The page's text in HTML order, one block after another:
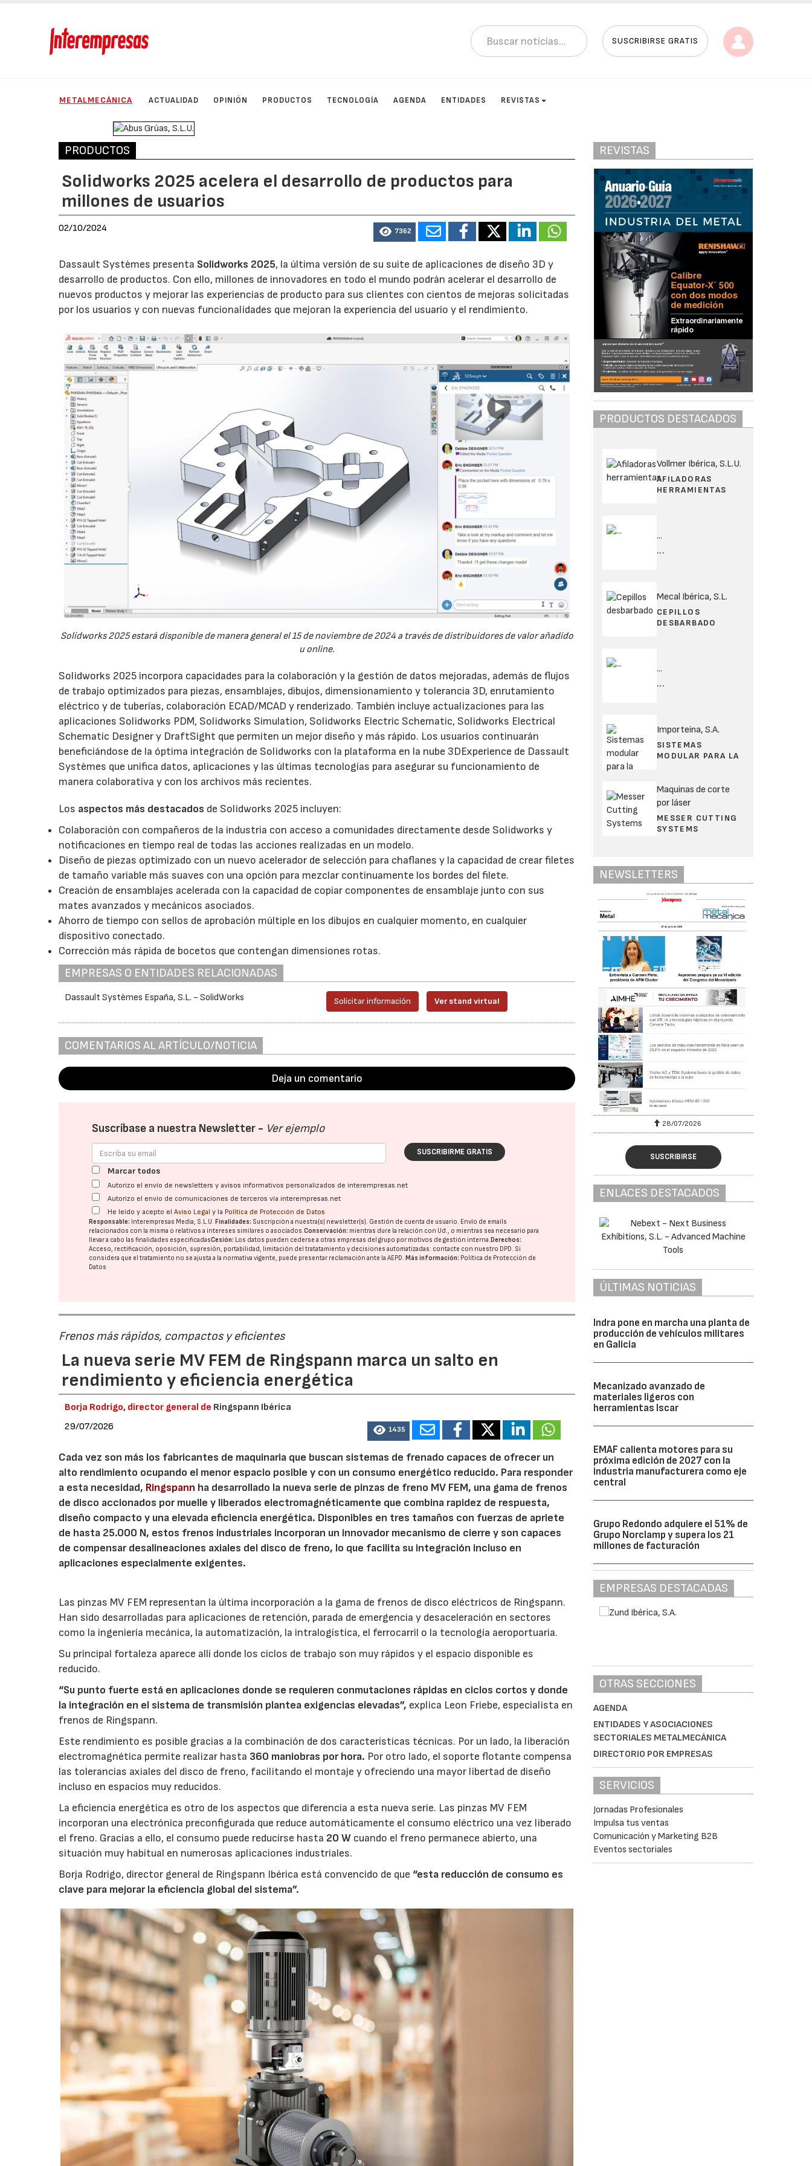
SUSCRIBIRSE GRATIS
METALMECÁNICA ACTUALIDAD OPINIÓN PRODUCTOS TECNOLOGÍA AGENDA ENTIDADES REVISTAS
PRODUCTOS
Solidworks 2025 acelera el desarrollo de productos para
millones de usuarios
02/10/2024 7362
Dassault Systèmes presenta Solidworks 2025, la última versión de su suite de aplicaciones de diseño 3D y
desarrollo de productos. Con ello, millones de innovadores en todo el mundo podrán acelerar el desarrollo de
nuevos productos y mejorar las experiencias de producto para sus clientes con cientos de mejoras solicitadas
por los usuarios y con nuevas funcionalidades que mejoran la experiencia del usuario y el rendimiento.
Solidworks 2025 estará disponible de manera general el 15 de noviembre de 2024 a través de distribuidores de valor añadido
u online.
Solidworks 2025 incorpora capacidades para la colaboración y la gestión de datos mejoradas, además de flujos
de trabajo optimizados para piezas, ensamblajes, dibujos, dimensionamiento y tolerancia 3D, enrutamiento
eléctrico y de tuberías, colaboración ECAD/MCAD y renderizado. También incluye actualizaciones para las
aplicaciones Solidworks PDM, Solidworks Simulation, Solidworks Electric Schematic, Solidworks Electrical
Schematic Designer y DraftSight que permiten un mejor diseño y más rápido. Los usuarios continuarán
beneficiándose de la óptima integración de Solidworks con la plataforma en la nube 3DExperience de Dassault
Systèmes que unifica datos, aplicaciones y las últimas tecnologías para asegurar su funcionamiento de
manera colaborativa y con los archivos más recientes.
Los aspectos más destacados de Solidworks 2025 incluyen:
Colaboración con compañeros de la industria con acceso a comunidades directamente desde Solidworks y
notificaciones en tiempo real de todas las acciones realizadas en un modelo.
Diseño de piezas optimizado con un nuevo acelerador de selección para chaflanes y la capacidad de crear filetes
de tamaño variable más suaves con una opción para mezclar continuamente los bordes del filete.
Creación de ensamblajes acelerada con la capacidad de copiar componentes de ensamblaje junto con sus
mates avanzados y mecánicos asociados.
Ahorro de tiempo con sellos de aprobación múltiple en los dibujos en cualquier momento, en cualquier
dispositivo conectado.
Corrección más rápida de bocetos que contengan dimensiones rotas.
EMPRESAS O ENTIDADES RELACIONADAS
Dassault Systèmes España, S.L. - SolidWorks Solicitar información Ver stand virtual
COMENTARIOS AL ARTÍCULO/NOTICIA
Deja un comentario
Suscríbase a nuestra Newsletter - Ver ejemplo
SUSCRIBIRME GRATIS
Marcar todos
Autorizo el envío de newsletters y avisos informativos personalizados de interempresas.net
Autorizo el envío de comunicaciones de terceros vía interempresas.net
He leído y acepto elAviso Legal y la Política de Protección de Datos
Responsable: Interempresas Media, S.L.U. Finalidades: Suscripción a nuestra(s) newsletter(s). Gestión de cuenta de usuario. Envío de emails
relacionados con la misma o relativos a intereses similares o asociados.Conservación: mientras dure la relación con Ud., o mientras sea necesario para
llevar a cabo las finalidades especificadasCesión: Los datos pueden cederse a otras empresas del grupo por motivos de gestión interna. Derechos:
Acceso, rectificación, oposición, supresión, portabilidad, limitación del tratatamiento y decisiones automatizadas: contacte con nuestro DPD. Si
considera que el tratamiento no se ajusta a la normativa vigente, puede presentar reclamación ante laAEPD. Más información: Política de Protección de
Datos
Frenos más rápidos, compactos y eficientes
La nueva serie MV FEM de Ringspann marca un salto en
rendimiento y eficiencia energética
Borja Rodrigo, director general de Ringspann Ibérica
29/07/2026
1435
Cada vez son más los fabricantes de maquinaria que buscan sistemas de frenado capaces de ofrecer un
alto rendimiento ocupando el menor espacio posible y con un consumo energético reducido. Para responder
a esta necesidad, Ringspann ha desarrollado la nueva serie de pinzas de freno MV FEM, una gama de frenos
de disco accionados por muelle y liberados electromagnéticamente que combina rapidez de respuesta,
diseño compacto y una elevada eficiencia energética. Disponibles en tres tamaños con fuerzas de apriete
de hasta 25.000 N, estos frenos industriales incorporan un innovador mecanismo de cierre y son capaces
de compensar desalineaciones axiales del disco de freno, lo que facilita su integración incluso en
aplicaciones especialmente exigentes.
Las pinzas MV FEM representan la última incorporación a la gama de frenos de disco eléctricos de Ringspann.
Han sido desarrolladas para aplicaciones de retención, parada de emergencia y desaceleración en sectores
como la ingeniería mecánica, la automatización, la intralogística, el ferrocarril o la tecnología aeroportuaria.
Su principal fortaleza aparece allí donde los ciclos de trabajo son muy rápidos y el espacio disponible es
reducido.
“Su punto fuerte está en aplicaciones donde se requieren conmutaciones rápidas en ciclos cortos y donde
la integración en el sistema de transmisión plantea exigencias elevadas”, explica Leon Friebe, especialista en
frenos de Ringspann.
Este rendimiento es posible gracias a la combinación de dos características técnicas. Por un lado, la liberación
electromagnética permite realizar hasta 360 maniobras por hora. Por otro lado, el soporte flotante compensa
las tolerancias axiales del disco de freno, facilitando el montaje y ofreciendo una mayor libertad de diseño
incluso en espacios muy reducidos.
La eficiencia energética es otro de los aspectos que diferencia a esta nueva serie. Las pinzas MV FEM
incorporan una electrónica preconfigurada que reduce automáticamente el consumo eléctrico una vez liberado
el freno. Gracias a ello, el consumo puede reducirse hasta 20 W cuando el freno permanece abierto, una
situación muy habitual en numerosas aplicaciones industriales.
Borja Rodrigo, director general de Ringspann Ibérica está convencido de que “esta reducción de consumo es
clave para mejorar la eficiencia global del sistema”.
REVISTAS
PRODUCTOS DESTACADOS
Vollmer Ibérica, S.L.U.
AFILADORAS
HERRAMIENTAS
...
...
Mecal Ibérica, S.L.
CEPILLOS
DESBARBADO
...
...
Importeina, S.A.
SISTEMAS
MODULAR PARA LA
Maquinas de corte
por láser
MESSER CUTTING
SYSTEMS
NEWSLETTERS
28/07/2026
SUSCRIBIRSE
ENLACES DESTACADOS
ÚLTIMAS NOTICIAS
Indra pone en marcha una planta de
producción de vehículos militares
en Galicia
Mecanizado avanzado de
materiales ligeros con
herramientas Iscar
EMAF calienta motores para su
próxima edición de 2027 con la
industria manufacturera como eje
central
Grupo Redondo adquiere el 51% de
Grupo Norclamp y supera los 21
millones de facturación
EMPRESAS DESTACADAS
OTRAS SECCIONES
AGENDA
ENTIDADES Y ASOCIACIONES
SECTORIALES METALMECÁNICA
DIRECTORIO POR EMPRESAS
SERVICIOS
Jornadas Profesionales
Impulsa tus ventas
Comunicación y Marketing B2B
Eventos sectoriales